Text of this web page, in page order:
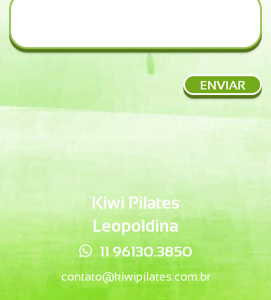
ENVIAR
Kiwi Pilates
Leopoldina
11 96130.3850
contato@kiwipilates.com.br